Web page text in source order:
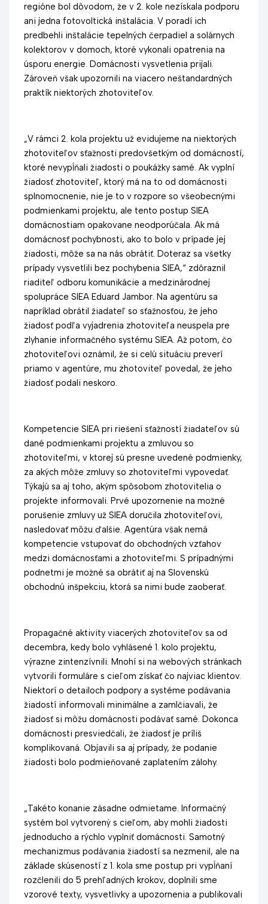
regióne bol dôvodom, že v 2. kole nezískala podporu
ani jedna fotovoltická inštalácia. V poradí ich
predbehli inštalácie tepelných čerpadiel a solárnych
kolektorov v domoch, ktoré vykonali opatrenia na
úsporu energie. Domácnosti vysvetlenia prijali.
Zároveň však upozornili na viacero neštandardných
praktík niektorých zhotoviteľov.
„V rámci 2. kola projektu už evidujeme na niektorých
zhotoviteľov sťažnosti predovšetkým od domácností,
ktoré nevypĺňali žiadosti o poukážky samé. Ak vyplní
žiadosť zhotoviteľ, ktorý má na to od domácnosti
splnomocnenie, nie je to v rozpore so všeobecnými
podmienkami projektu, ale tento postup SIEA
domácnostiam opakovane neodporúčala. Ak má
domácnosť pochybnosti, ako to bolo v prípade jej
žiadosti, môže sa na nás obrátiť. Doteraz sa všetky
prípady vysvetlili bez pochybenia SIEA,“ zdôraznil
riaditeľ odboru komunikácie a medzinárodnej
spolupráce SIEA Eduard Jambor. Na agentúru sa
napríklad obrátil žiadateľ so sťažnosťou, že jeho
žiadosť podľa vyjadrenia zhotoviteľa neuspela pre
zlyhanie informačného systému SIEA. Až potom, čo
zhotoviteľovi oznámil, že si celú situáciu preverí
priamo v agentúre, mu zhotoviteľ povedal, že jeho
žiadosť podali neskoro.
Kompetencie SIEA pri riešení sťažností žiadateľov sú
dané podmienkami projektu a zmluvou so
zhotoviteľmi, v ktorej sú presne uvedené podmienky,
za akých môže zmluvy so zhotoviteľmi vypovedať.
Týkajú sa aj toho, akým spôsobom zhotovitelia o
projekte informovali. Prvé upozornenie na možné
porušenie zmluvy už SIEA doručila zhotoviteľovi,
nasledovať môžu ďalšie. Agentúra však nemá
kompetencie vstupovať do obchodných vzťahov
medzi domácnosťami a zhotoviteľmi. S prípadnými
podnetmi je možné sa obrátiť aj na Slovenskú
obchodnú inšpekciu, ktorá sa nimi bude zaoberať.
Propagačné aktivity viacerých zhotoviteľov sa od
decembra, kedy bolo vyhlásené 1. kolo projektu,
výrazne zintenzívnili. Mnohí si na webových stránkach
vytvorili formuláre s cieľom získať čo najviac klientov.
Niektorí o detailoch podpory a systéme podávania
žiadostí informovali minimálne a zamlčiavali, že
žiadosť si môžu domácnosti podávať samé. Dokonca
domácnosti presviedčali, že žiadosť je príliš
komplikovaná. Objavili sa aj prípady, že podanie
žiadosti bolo podmieňované zaplatením zálohy.
„Takéto konanie zásadne odmietame. Informačný
systém bol vytvorený s cieľom, aby mohli žiadosti
jednoducho a rýchlo vyplniť domácnosti. Samotný
mechanizmus podávania žiadostí sa nezmenil, ale na
základe skúseností z 1. kola sme postup pri vypĺňaní
rozčlenili do 5 prehľadných krokov, doplnili sme
vzorové texty, vysvetlivky a upozornenia a publikovali